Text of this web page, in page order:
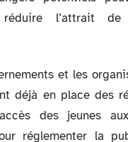
l’attrait
et les
déjà en place des
des jeunes
réglementer la